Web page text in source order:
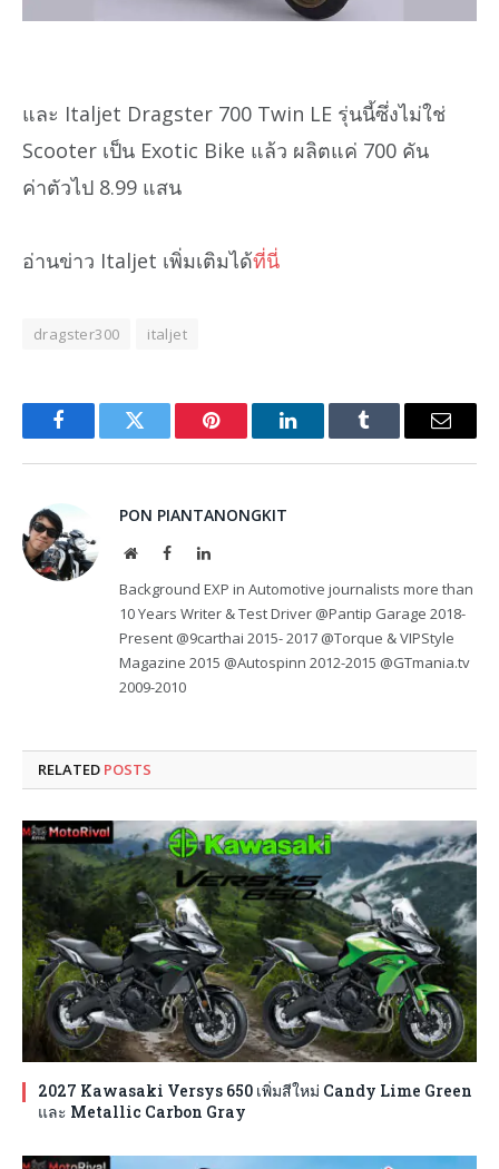
และ Italjet Dragster 700 Twin LE รุ่นนี้ซึ่งไม่ใช่
Scooter เป็น Exotic Bike แล้ว ผลิตแค่ 700 คัน
ค่าตัวไป 8.99 แสน
อ่านข่าว Italjet เพิ่มเติมได้ที่นี่
dragster300 italjet
FacebookTwitter Pinterest LinkedInTumblr Email
PON PIANTANONGKIT
WebsiteFacebookLinkedIn
Background EXP in Automotive journalists more than
10 Years Writer & Test Driver @Pantip Garage 2018-
Present @9carthai 2015- 2017 @Torque & VIPStyle
Magazine 2015 @Autospinn 2012-2015 @GTmania.tv
2009-2010
RELATED POSTS
2027 Kawasaki Versys 650 เพิ่มสีใหม่ Candy Lime Green
และ Metallic Carbon Gray